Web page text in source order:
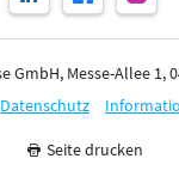
GmbH, Messe-Allee 1,
Datenschutz
Seite drucken